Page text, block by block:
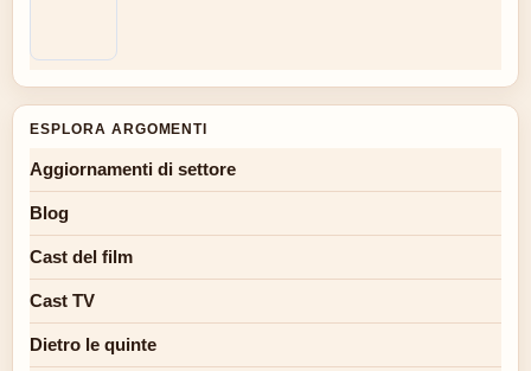
ESPLORA ARGOMENTI
Aggiornamenti di settore
Blog
Cast del film
Cast TV
Dietro le quinte